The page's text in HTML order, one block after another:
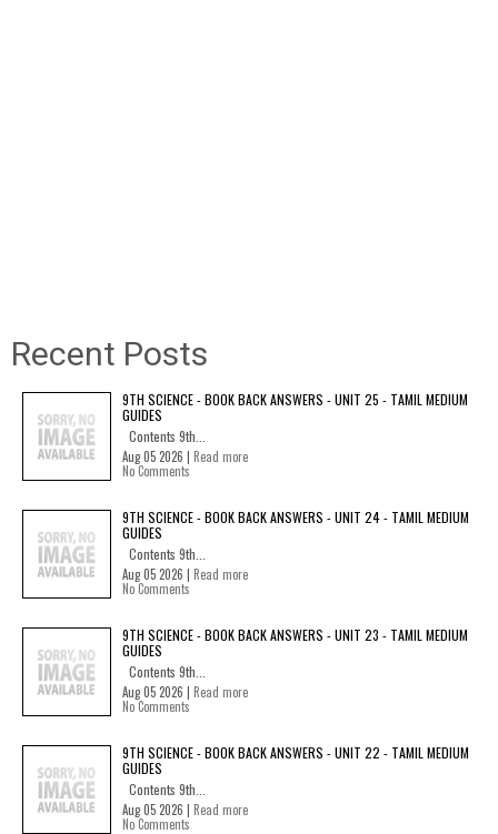
Recent Posts
9TH SCIENCE - BOOK BACK ANSWERS - UNIT 25 - TAMIL MEDIUM
GUIDES
Contents 9th...
Aug 05 2026 | Read more
No Comments
9TH SCIENCE - BOOK BACK ANSWERS - UNIT 24 - TAMIL MEDIUM
GUIDES
Contents 9th...
Aug 05 2026 | Read more
No Comments
9TH SCIENCE - BOOK BACK ANSWERS - UNIT 23 - TAMIL MEDIUM
GUIDES
Contents 9th...
Aug 05 2026 | Read more
No Comments
9TH SCIENCE - BOOK BACK ANSWERS - UNIT 22 - TAMIL MEDIUM
GUIDES
Contents 9th...
Aug 05 2026 | Read more
No Comments